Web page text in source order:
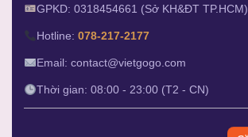
GPKD: 0318454661 (Sở KH&ĐT TP.HCM)
Hotline: 078-217-2177
Email: contact@vietgogo.com
Thời gian: 08:00 - 23:00 (T2 - CN)